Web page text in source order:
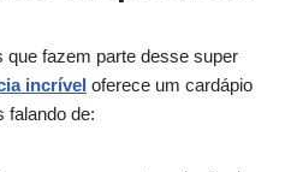
fazem parte desse super
incrível oferece um cardápio
falando de: